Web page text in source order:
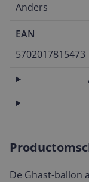
Anders
EAN
5702017815473
De Ghast-ballon